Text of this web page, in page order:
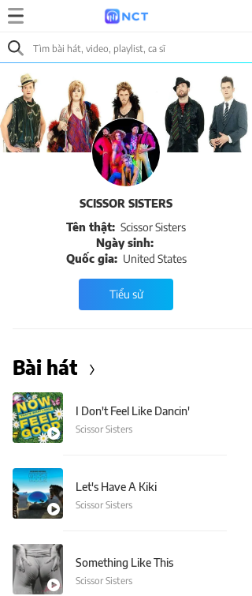
SCISSOR SISTERS
Tên thật: Scissor Sisters
Ngày sinh:
Quốc gia: United States
Tiểu sử
Bài hát
I Don't Feel Like Dancin'
Scissor Sisters
Let's Have A Kiki
Scissor Sisters
Something Like This
Scissor Sisters